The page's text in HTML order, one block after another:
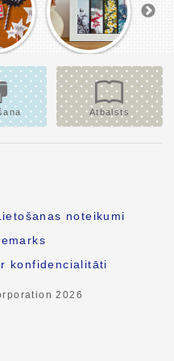
Atbalsts
noteikumi
konfidencialitāti
2026